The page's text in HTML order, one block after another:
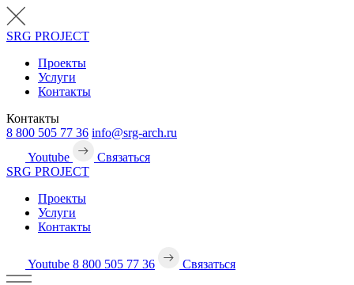
SRG PROJECT
Проекты
Услуги
Контакты
Контакты
8 800 505 77 36 info@srg-arch.ru
Youtube
Связаться
SRG PROJECT
Проекты
Услуги
Контакты
Youtube 8 800 505 77 36 Связаться